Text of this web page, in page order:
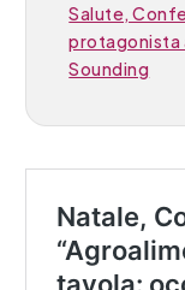
Salute,
protagonista
Sounding